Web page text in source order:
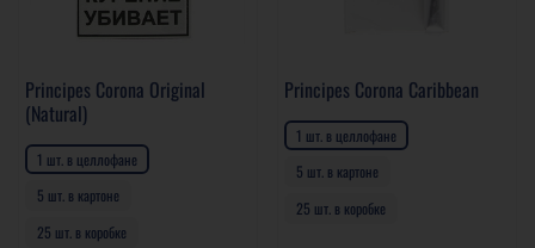
Principes Corona Original
(Natural)
1 шт. в целлофане
5 шт. в картоне
25 шт. в коробке
Principes Corona Caribbean
1 шт. в целлофане
5 шт. в картоне
25 шт. в коробке